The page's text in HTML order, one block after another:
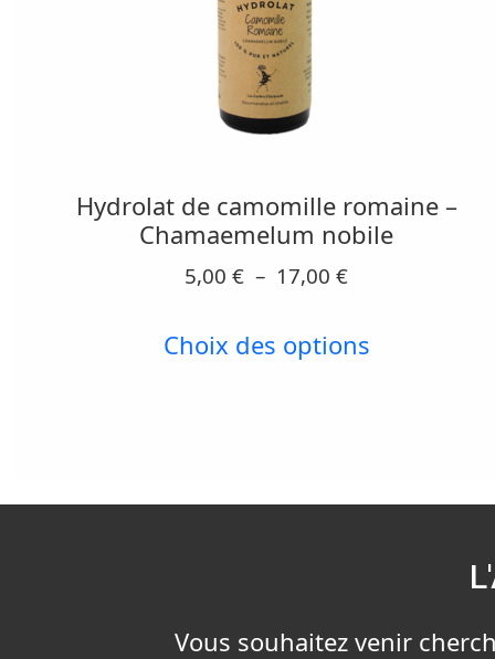
Hydrolat de camomille romaine –
Chamaemelum nobile
5,00€ – 17,00€Plage
prix :
Choix des options
Ce
produit
plusieurs
variations.
Les
options
peuvent
la
Vous souhaitez venir